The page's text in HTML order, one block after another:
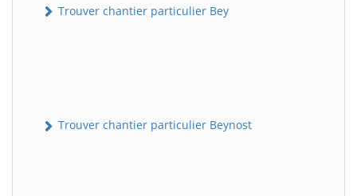
Trouver chantier particulier Bey
Trouver chantier particulier Beynost